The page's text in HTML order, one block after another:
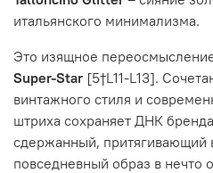
итальянского минимализма.
Это изящное
Super-Star [5†L11-L13].
винтажного стиля и
штриха сохраняет ДНК
сдержанный, притягивающий
повседневный образ в нечто